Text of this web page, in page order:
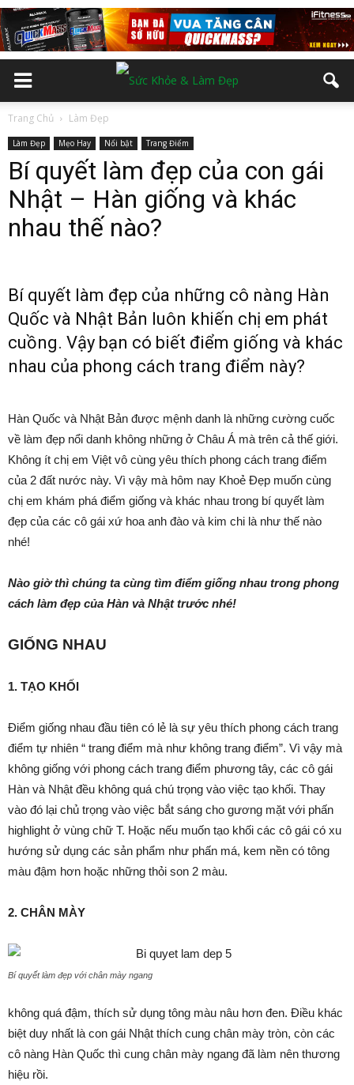
Trang Chủ Làm Đẹp
Làm Đẹp Mẹo Hay Nổi bật Trang Điểm
Bí quyết làm đẹp của con gái
Nhật – Hàn giống và khác
nhau thế nào?
Bí quyết làm đẹp của những cô nàng Hàn
Quốc và Nhật Bản luôn khiến chị em phát
cuồng. Vậy bạn có biết điểm giống và khác
nhau của phong cách trang điểm này?
Hàn Quốc và Nhật Bản được mệnh danh là những cường cuốc
về làm đẹp nổi danh không những ở Châu Á mà trên cả thế giới.
Không ít chị em Việt vô cùng yêu thích phong cách trang điểm
của 2 đất nước này. Vì vậy mà hôm nay Khoẻ Đẹp muốn cùng
chị em khám phá điểm giống và khác nhau trong bí quyết làm
đẹp của các cô gái xứ hoa anh đào và kim chi là như thế nào
nhé!
Nào giờ thì chúng ta cùng tìm điểm giống nhau trong phong
cách làm đẹp của Hàn và Nhật trước nhé!
GIỐNG NHAU
1. TẠO KHỐI
Điểm giống nhau đầu tiên có lẻ là sự yêu thích phong cách trang
điểm tự nhiên “ trang điểm mà như không trang điểm”. Vì vậy mà
không giống với phong cách trang điểm phương tây, các cô gái
Hàn và Nhật đều không quá chú trọng vào việc tạo khối. Thay
vào đó lại chủ trọng vào việc bắt sáng cho gương mặt với phấn
highlight ở vùng chữ T. Hoặc nếu muốn tạo khối các cô gái có xu
hướng sử dụng các sản phẩm như phấn má, kem nền có tông
màu đậm hơn hoặc những thỏi son 2 màu.
2. CHÂN MÀY
Bí quyết làm đẹp với chân mày ngang
không quá đậm, thích sử dụng tông màu nâu hơn đen. Điều khác
biệt duy nhất là con gái Nhật thích cung chân mày tròn, còn các
cô nàng Hàn Quốc thì cung chân mày ngang đã làm nên thương
hiệu rồi.